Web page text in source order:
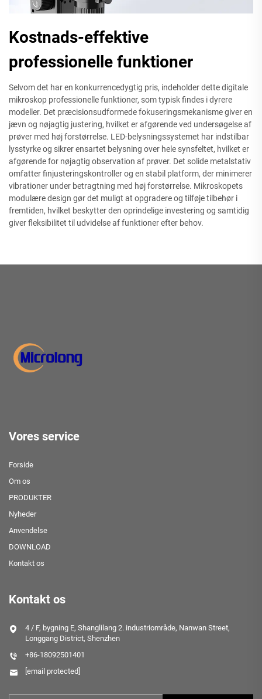
Kostnads-effektive
professionelle funktioner
Selvom det har en konkurrencedygtig pris, indeholder dette digitale
mikroskop professionelle funktioner, som typisk findes i dyrere
modeller. Det præcisionsudformede fokuseringsmekanisme giver en
jævn og nøjagtig justering, hvilket er afgørende ved undersøgelse af
prøver med høj forstørrelse. LED-belysningssystemet har indstilbar
lysstyrke og sikrer ensartet belysning over hele synsfeltet, hvilket er
afgørende for nøjagtig observation af prøver. Det solide metalstativ
omfatter finjusteringskontroller og en stabil platform, der minimerer
vibrationer under betragtning med høj forstørrelse. Mikroskopets
modulære design gør det muligt at opgradere og tilføje tilbehør i
fremtiden, hvilket beskytter den oprindelige investering og samtidig
giver fleksibilitet til udvidelse af funktioner efter behov.
Vores service
Forside
Om os
PRODUKTER
Nyheder
Anvendelse
DOWNLOAD
Kontakt os
Kontakt os
4 / F, bygning E, Shanglilang 2. industriområde, Nanwan Street,
Longgang District, Shenzhen
+86-18092501401
[email protected]